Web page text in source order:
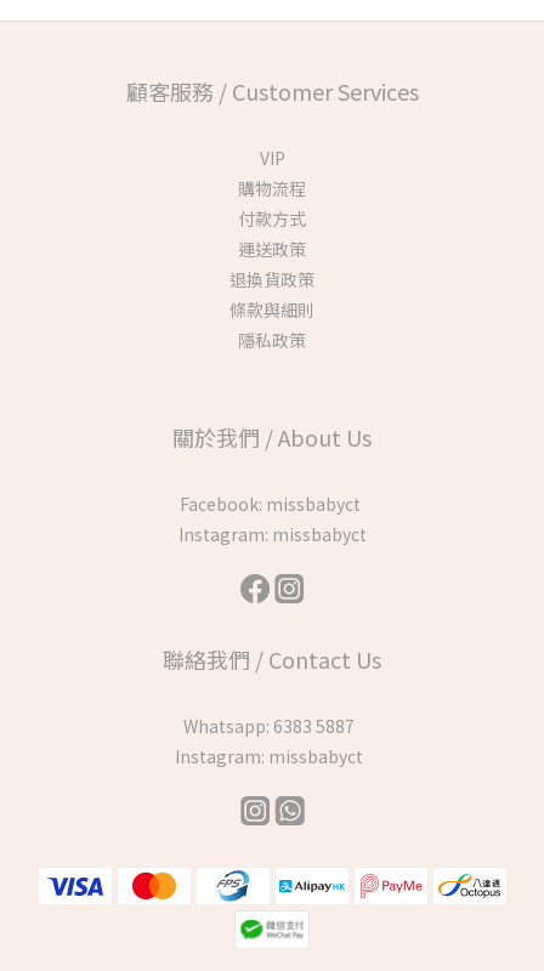
顧客服務 / Customer Services
VIP
購物流程
付款方式
運送政策
退換貨政策
條款與細則
隱私政策
關於我們 / About Us
Facebook: missbabyct
Instagram: missbabyct
聯絡我們 / Contact Us
Whatsapp: 6383 5887
Instagram: missbabyct